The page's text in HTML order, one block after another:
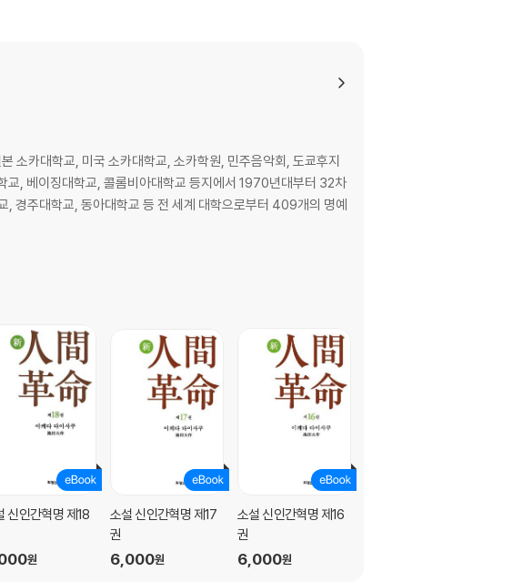
소카대학교, 미국 소카대학교, 소카학원, 민주음악회, 도쿄후지
교, 베이징대학교, 콜롬비아대학교 등지에서 1970년대부터 32차
, 경주대학교, 동아대학교 등 전 세계 대학으로부터 409개의 명예
신인간혁명 제18
원
소설 신인간혁명 제17
권
6,000원
소설 신인간혁명 제16
권
6,000원